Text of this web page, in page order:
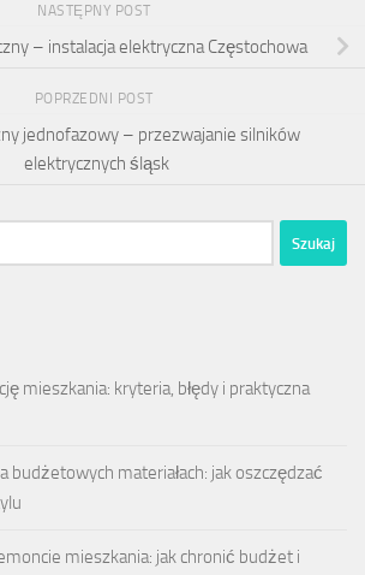
NASTĘPNY POST
– instalacja elektryczna Częstochowa
POPRZEDNI POST
jednofazowy – przezwajanie silników
elektrycznych śląsk
mieszkania: kryteria, błędy i praktyczna
budżetowych materiałach: jak oszczędzać
mieszkania: jak chronić budżet i